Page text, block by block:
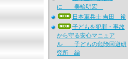
に 美輪明宏
日本軍兵士 吉田 裕
子どもを犯罪・事故
から守る安心マニュア
ル 子どもの危険回避研
究所 編